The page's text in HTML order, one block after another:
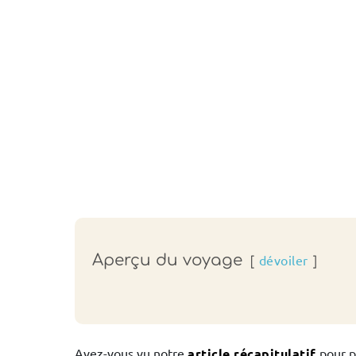
Aperçu du voyage dévoiler
Avez-vous vu notre
pour